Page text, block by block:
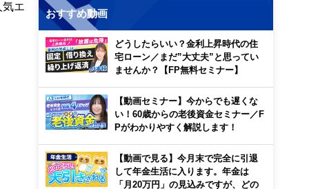
エ
おすすめ動画
どうしたらいい？金利上昇時代の住
宅ローン／まだ”大丈夫”と思ってい
ませんか？【FP無料セミナー】
【動画セミナー】今からでも遅くな
い！60歳からの老後資金セミナー／F
Pがわかりやすく解説します！
【動画で見る】今月末で完全に引退
して年金生活に入ります。年金は
「月20万円」の見込みですが、どの